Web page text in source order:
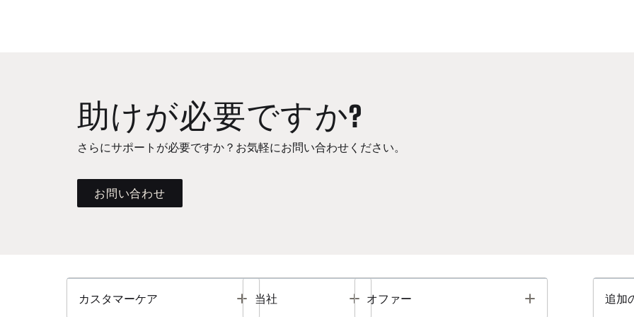
助けが必要ですか?
さらにサポートが必要ですか？お気軽にお問い合わせください。
お問い合わせ
カスタマーケア Toggle
当社 Toggle
オファー Toggle 追加